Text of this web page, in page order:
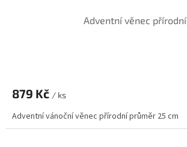
Adventní věnec přírodní
je
z
5
879 Kč / ks
Adventní vánoční věnec přírodní průměr 25 cm